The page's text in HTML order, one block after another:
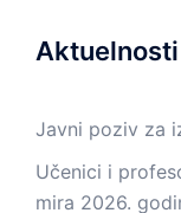
Aktuelnosti
Javni poziv za
Učenici i
mira 2026.